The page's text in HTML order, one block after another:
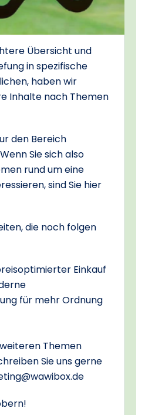
Übersicht und
in spezifische
haben wir
Inhalte nach Themen
den Bereich
Sie sich also
rund um eine
sind Sie hier
die noch folgen
Einkauf
für mehr Ordnung
Themen
Sie uns gerne